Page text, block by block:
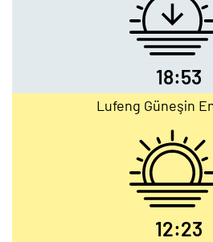
18:53
Lufeng Güneşin
12:23